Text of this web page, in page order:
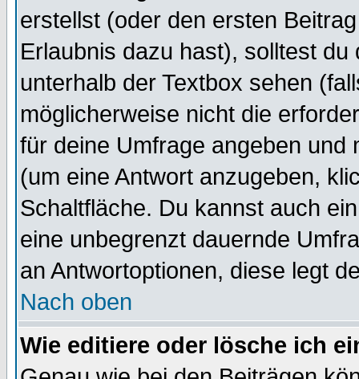
erstellst (oder den ersten
Erlaubnis dazu hast), solltest
unterhalb der Textbox sehen
möglicherweise nicht die
für deine Umfrage angeben und
(um eine Antwort anzugeben,
Schaltfläche. Du kannst auch
eine unbegrenzt dauernde
an Antwortoptionen, diese legt
Nach oben
Wie editiere oder lösche ich